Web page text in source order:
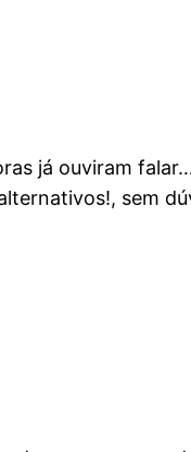
já ouviram
sem